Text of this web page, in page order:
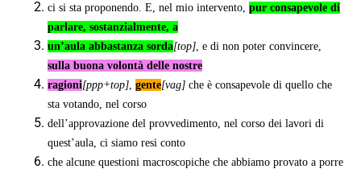
ci si sta proponendo. E, nel mio intervento, pur consapevole di
parlare, sostanzialmente, a
un’aula abbastanza sorda[top], e di non poter convincere,
sulla buona volontà delle nostre
ragioni[ppp+top], gente[vag]che è consapevole di quello che
sta votando, nel corso
dell’approvazione del provvedimento, nel corso dei lavori di
quest’aula, ci siamo resi conto
che alcune questioni macroscopiche che abbiamo provato a porre